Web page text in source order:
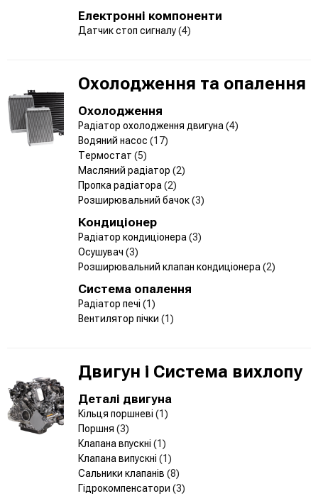
Електронні компоненти
Датчик стоп сигналу(4)
Охолодження та опалення
Охолодження
Радіатор охолодження двигуна (4)
Водяний насос (17)
Термостат (5)
Масляний радіатор (2)
Пропка радіатора (2)
Розширювальний бачок(3)
Кондиціонер
Радіатор кондиціонера (3)
Осушувач (3)
Розширювальний клапан кондиціонера (2)
Система опалення
Радіатор печі (1)
Вентилятор пічки (1)
Двигун і Система вихлопу
Деталі двигуна
Кільця поршневі (1)
Поршня (3)
Клапана впускні (1)
Клапана випускні (1)
Сальники клапанів (8)
Гідрокомпенсатори (3)